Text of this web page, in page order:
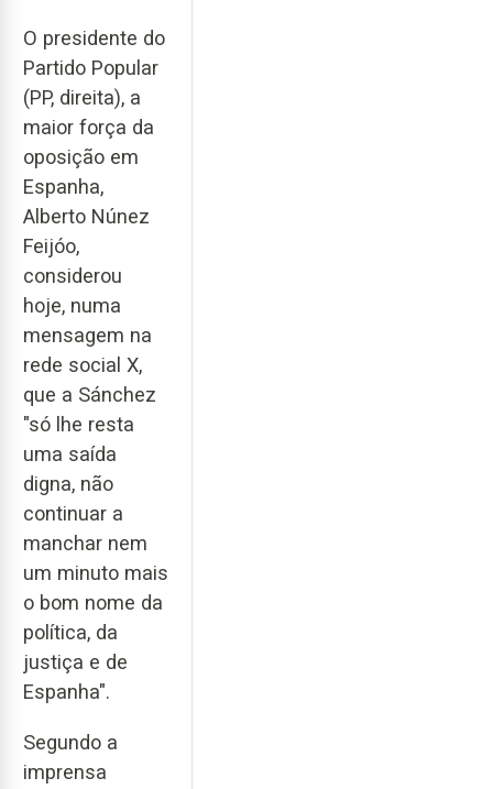
O presidente do
Partido Popular
(PP, direita), a
maior força da
oposição em
Espanha,
Alberto Núnez
Feijóo,
considerou
hoje, numa
mensagem na
rede social X,
que a Sánchez
"só lhe resta
uma saída
digna, não
continuar a
manchar nem
um minuto mais
o bom nome da
política, da
justiça e de
Espanha".
Segundo a
imprensa